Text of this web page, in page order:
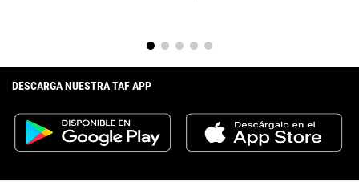
DESCARGA NUESTRA TAF APP